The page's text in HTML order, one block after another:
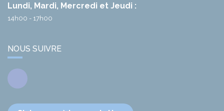
Lundi, Mardi, Mercredi et Jeudi :
14h00 - 17h00
NOUS SUIVRE
Facebook